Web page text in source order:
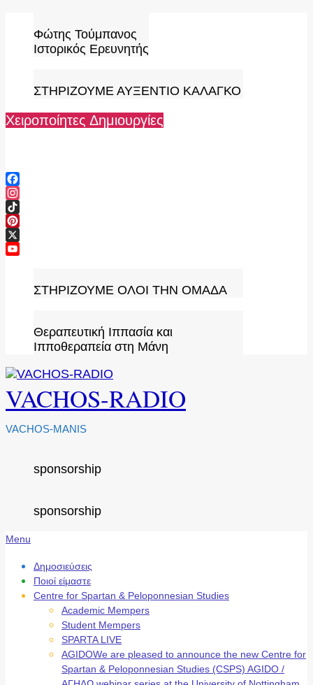
content
Φώτης Τούμπανος
Ιστορικός Ερευνητής
ΣΤΗΡΙΖΟΥΜΕ ΑΥΞΕΝΤΙΟ ΚΑΛΑΓΚΟ
Χειροποίητες Δημιουργίες
Facebook
Instagram
TikTok
Pinterest
X
ΣΤΗΡΙΖΟΥΜΕ ΟΛΟΙ ΤΗΝ ΟΜΑΔΑ
Θεραπευτική Ιππασία και
Ιπποθεραπεία στη Μάνη
VACHOS-RADIO
VACHOS-MANIS
sponsorship
sponsorship
Secondary
Menu
Menu
Δημοσιεύσεις
Ποιοί είμαστε
Centre for Spartan & Peloponnesian Studies
Academic Mempers
Student Mempers
SPARTA LIVE
AGIDOWe are pleased to announce the new Centre for
Spartan & Peloponnesian Studies (CSPS) AGIDO /